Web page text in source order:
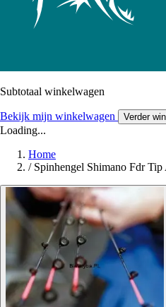
Subtotaal winkelwagen
Bekijk mijn winkelwagen Verder
Loading...
Home
/ Spinhengel Shimano Fdr